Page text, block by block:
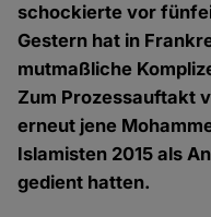
schockierte vor
Gestern hat in
mutmaßliche
Zum Prozessauftakt
erneut jene
Islamisten 2015 als
gedient hatten.